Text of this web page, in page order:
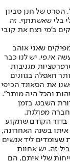
של חנן סביון
בלי שאשתתף. זה
ב'מי רצח את קובי
שאני אוהב
אי.פי. יש לנו כבר
מגניבות
חאפלה בגוונים
את הסאונד הכיפי
והכל היה מותר".
השבט, בזמן
מפולגת.
בדור הקודם שתקוע
בשנה האחרונה,
שעומדים ליד אנשים
זה. יש אחוות
שלי איתם, הם